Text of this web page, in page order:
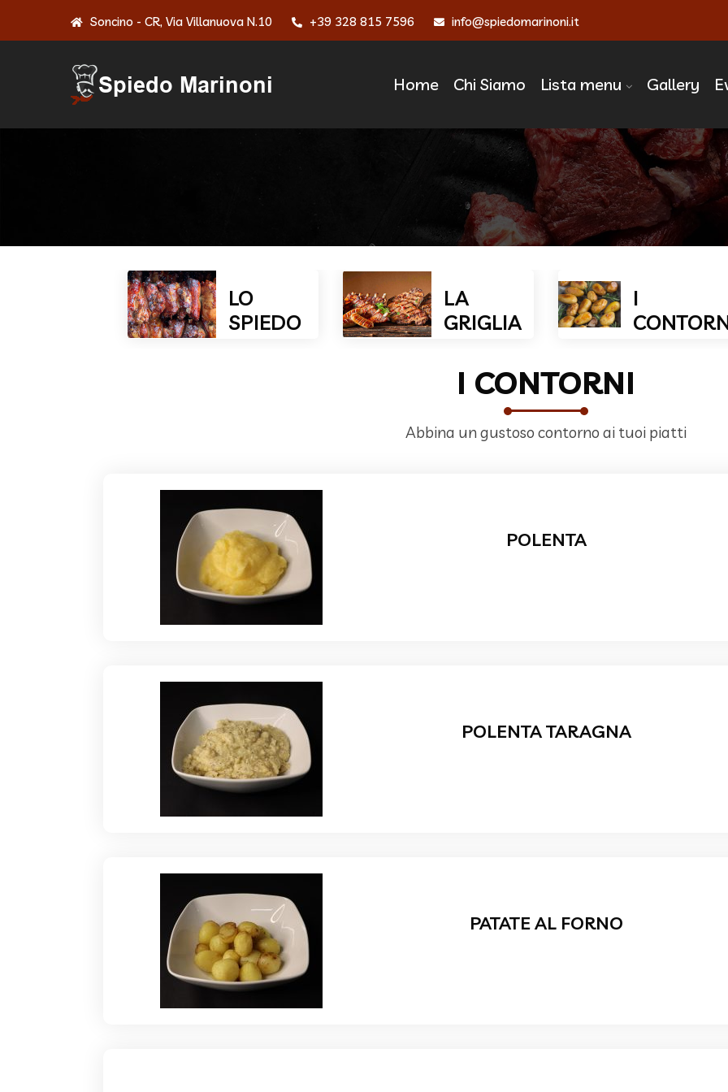
Soncino - CR, Via Villanuova N.10 +39 328 815 7596 info@spiedomarinoni.it
Home Chi Siamo Lista menu Gallery
Contorni ‣ Spiedo
LO
SPIEDO
LA
GRIGLIA
I
I CONTORNI
Abbina un gustoso contorno ai tuoi piatti
POLENTA
POLENTA TARAGNA
PATATE AL FORNO